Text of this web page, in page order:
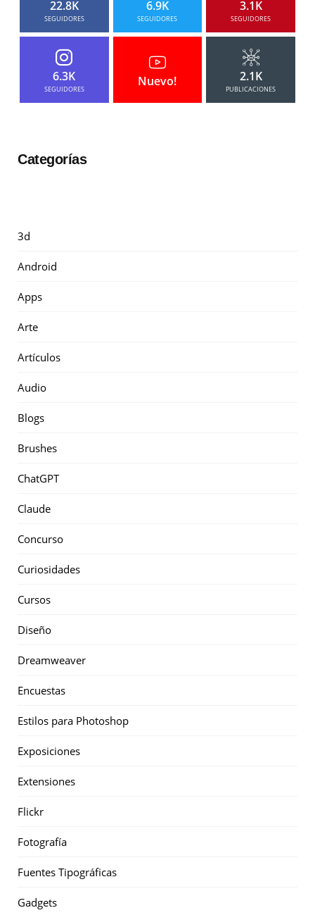
22.8K
SEGUIDORES
6.9K
SEGUIDORES
3.1K
SEGUIDORES
6.3K
SEGUIDORES
Nuevo! 2.1K
PUBLICACIONES
Categorías
3d
Android
Apps
Arte
Artículos
Audio
Blogs
Brushes
ChatGPT
Claude
Concurso
Curiosidades
Cursos
Diseño
Dreamweaver
Encuestas
Estilos para Photoshop
Exposiciones
Extensiones
Flickr
Fotografía
Fuentes Tipográficas
Gadgets